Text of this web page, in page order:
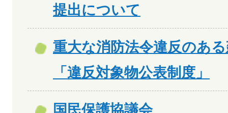
提出について
重大な消防法令違反のあ
「違反対象物公表制度」
国民保護協議会